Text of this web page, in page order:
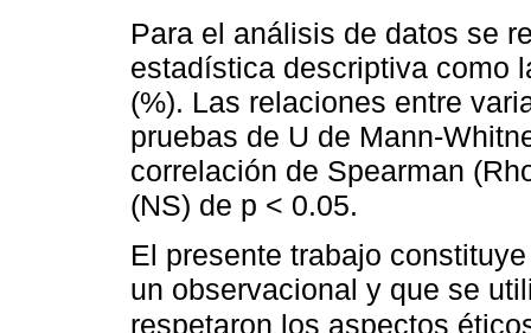
Para el análisis de datos se
estadística descriptiva como
(%). Las relaciones entre
pruebas de U de Mann-
correlación de Spearman
(NS) de p < 0.05.
El presente trabajo
un observacional y que se
respetaron los aspectos